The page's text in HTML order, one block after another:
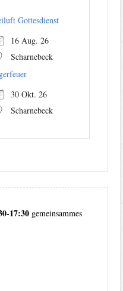
Gottesdienst
16 Aug. 26
Scharnebeck
30 Okt. 26
Scharnebeck
17:30 gemeinsammes